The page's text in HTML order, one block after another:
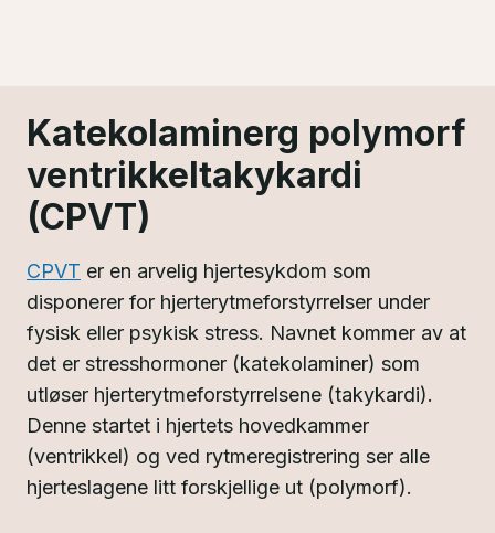
Katekolaminerg polymorf
ventrikkeltakykardi
(CPVT)
CPVT er en arvelig hjertesykdom som
disponerer for hjerterytmeforstyrrelser under
fysisk eller psykisk stress. Navnet kommer av at
det er stresshormoner (katekolaminer) som
utløser hjerterytmeforstyrrelsene (takykardi).
Denne startet i hjertets hovedkammer
(ventrikkel) og ved rytmeregistrering ser alle
hjerteslagene litt forskjellige ut (polymorf).